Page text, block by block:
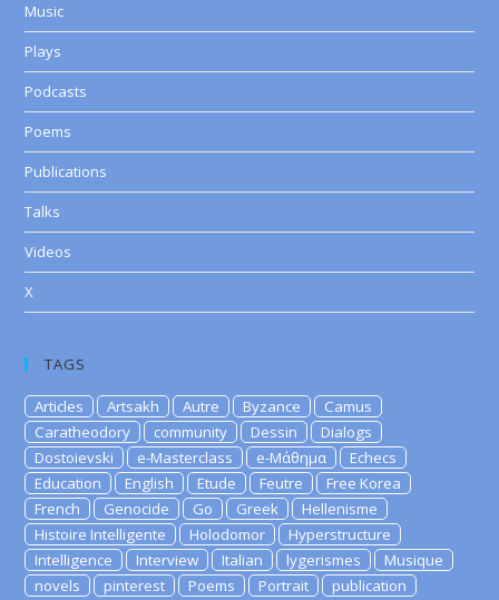
Music
Plays
Podcasts
Poems
Publications
Talks
Videos
X
TAGS
Articles Artsakh Autre Byzance
Camus
Caratheodory
community Dessin
Dialogs
Dostoievski
e-Masterclass e-Μάθημα
Echecs
Education
English Etude Feutre
Free Korea
French
Genocide Go Greek
Hellenisme
Histoire Intelligente
Holodomor
Hyperstructure
Intelligence
Interview Italian lygerismes
Musique
novels
pinterest Poems Portrait
publication